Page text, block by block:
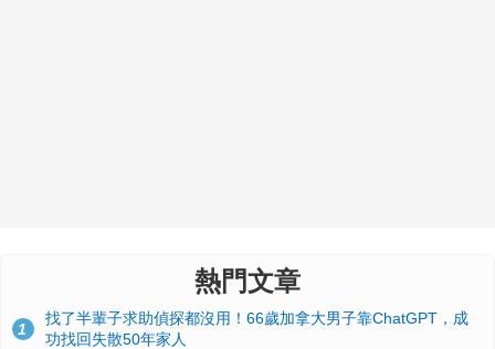
熱門文章
1
找了半輩子求助偵探都沒用！66歲加拿大男子靠ChatGPT，成
功找回失散50年家人